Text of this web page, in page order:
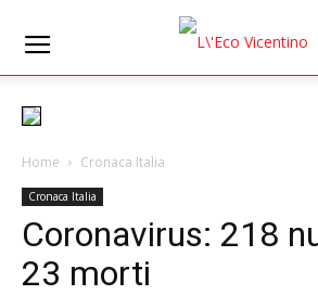
Home Cronaca Italia
Cronaca Italia
Coronavirus: 218
23 morti